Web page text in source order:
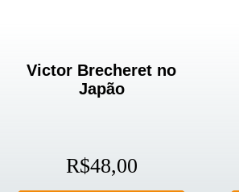
Victor Brecheret no
Japão
R$48,00